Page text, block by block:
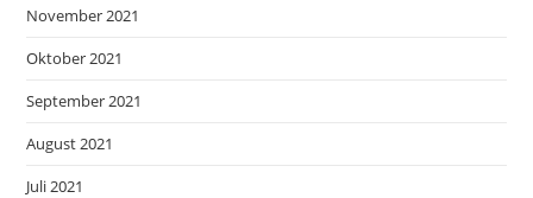
November 2021
Oktober 2021
September 2021
August 2021
Juli 2021